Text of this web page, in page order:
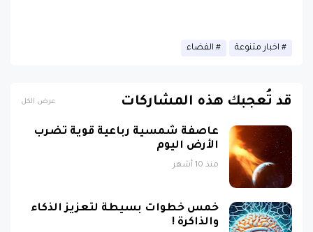
عاصفة شمسية رباعية قوية تضرب
الأرض اليوم
منذ 10 أشهر
والذاكرة !
منذ 11 شهرًا